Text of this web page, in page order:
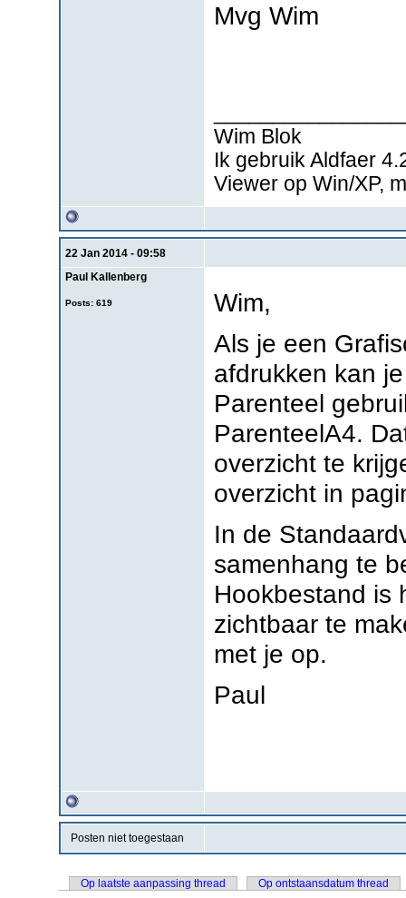
Mvg Wim
Wim Blok
Ik gebruik Aldfaer
Viewer op Win/XP,
22 Jan 2014 - 09:58
Paul Kallenberg
Posts: 619
Wim,
Als je een
afdrukken kan
Parenteel
ParenteelA4.
overzicht te
overzicht in
In de
samenhang te
Hookbestand is
zichtbaar te
met je op.
Paul
Posten niet toegestaan
Op laatste aanpassing thread Op ontstaansdatum thread